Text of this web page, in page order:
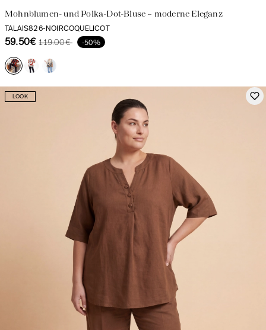
Mohnblumen- und Polka-Dot-Bluse – moderne Eleganz
TALAIS826-NOIRCOQUELICOT
59.50€ 119.00€ -50%
LOOK